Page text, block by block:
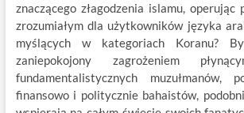
znaczącego złagodzenia islamu,
zrozumiałym dla użytkowników języka
myślących w kategoriach Koranu?
zaniepokojony zagrożeniem
fundamentalistycznych muzułmanów,
finansowo i politycznie bahaistów,